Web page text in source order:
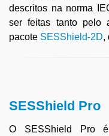
descritos na norma
ser feitas tanto pelo
pacote SESShield-2D,
SESShield Pro
O SESShield Pro